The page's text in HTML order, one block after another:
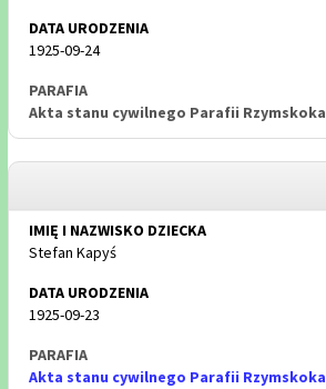
1925-09-24
Akta stanu cywilnego Parafii
Stefan Kapyś
1925-09-23
Akta stanu cywilnego Parafii